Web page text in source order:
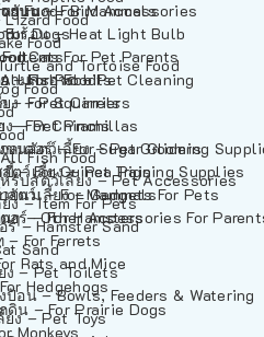
Food
Food
and Tortoise Food
Food
Fish Food
บสัตว์เลี้ยง – Pet Accessories
ง – Item For Pets
ร์ – Hamster Sand
Sand
ยง – Pet Toilets
ป้อน – Bowls, Feeders & Watering
ง – Pet Toys
Food
Fish Food
รับนก – Bird Accessories
มร้อน – Heat Light Bulb
Items For Pet Parents
มสะอาด – Pet Cleaning
ยง – Pet Carriers
ง – Pet Prams
นสัตว์เลี้ยง – Pet Grooming
ตว์เลี้ยง – Pet Training Supplies
สัตว์เลี้ยง – Gadgets For Pets
ๆ – Other Accessories For
ยนม – For Mammals
Dogs
Cats
– For Rabbits
– For Squirrels
– For Chinchillas
ลเดอร์ – For Sugar Gliders
– For Guinea Pigs
ยนม – For Mammals
อร์ – For Hamsters
– For Ferrets
Rats and Mice
Hedgehogs
ดิน – For Prairie Dogs
Monkeys